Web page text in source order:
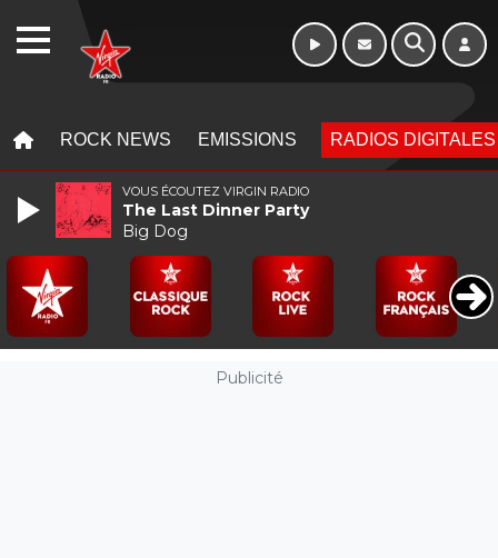
ROCK NEWS EMISSIONS RADIOS DIGITALES
Publicité
VOUS ÉCOUTEZ VIRGIN RADIO
The Last Dinner Party
Big Dog
WEBRADIO